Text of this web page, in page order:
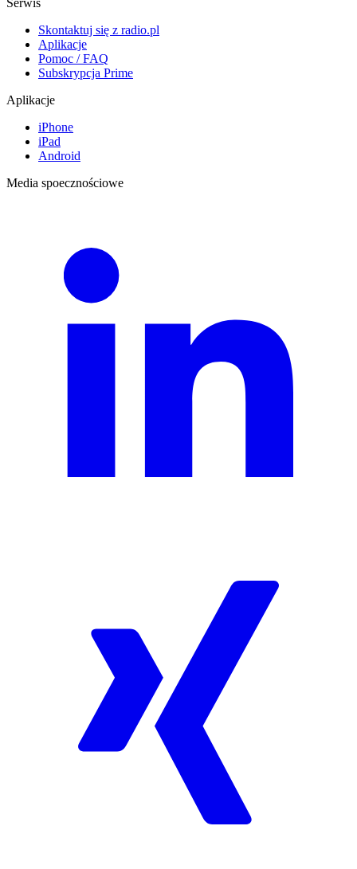
Serwis
Skontaktuj się z radio.pl
Aplikacje
Pomoc / FAQ
Subskrypcja Prime
Aplikacje
iPhone
iPad
Android
Media spoecznościowe